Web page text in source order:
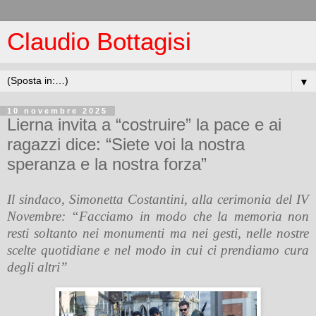
Claudio Bottagisi
▼
10 novembre 2025
Lierna invita a “costruire” la pace e ai
ragazzi dice: “Siete voi la nostra
speranza e la nostra forza”
Il sindaco, Simonetta Costantini, alla cerimonia del IV
Novembre: “Facciamo in modo che la memoria non
resti soltanto nei monumenti ma nei gesti, nelle nostre
scelte quotidiane e nel modo in cui ci prendiamo cura
degli altri”